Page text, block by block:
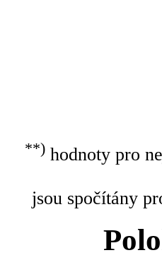
**)hodnoty pro
jsou spočítány